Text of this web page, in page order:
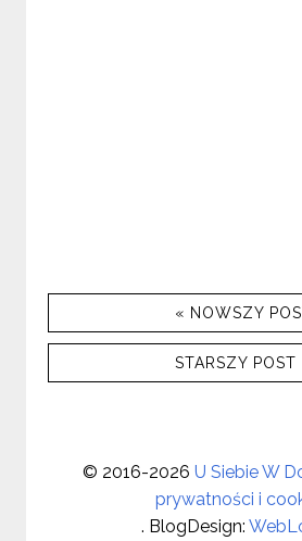
« NOWSZY
STARSZY POST
© 2016-2026 U Siebie W
prywatności i
. BlogDesign: